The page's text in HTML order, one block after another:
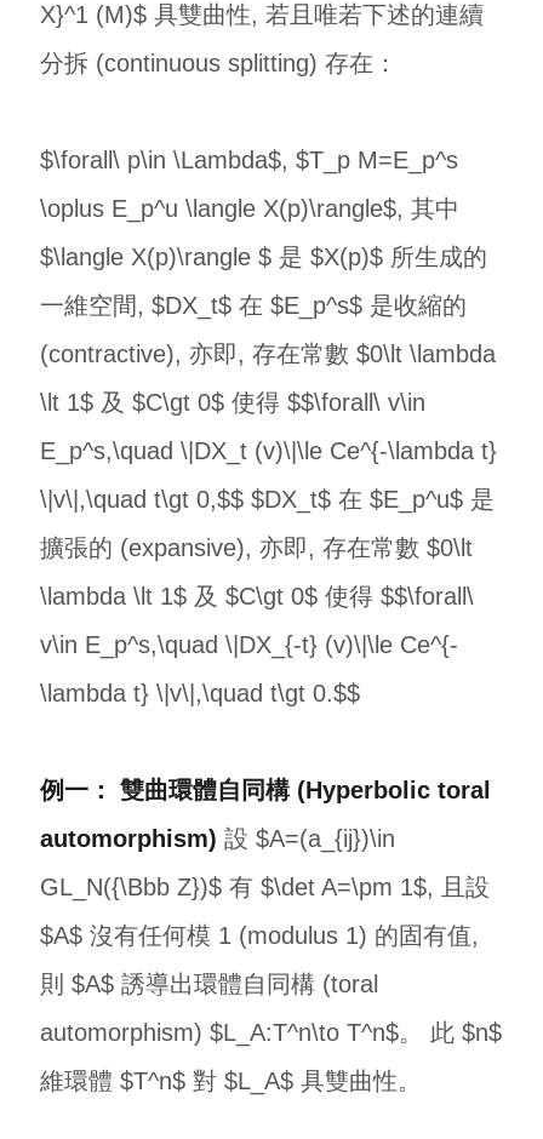
X}^1 (M)$ 具雙曲性, 若且唯若下述的連續
分拆 (continuous splitting) 存在：
$\forall\ p\in \Lambda$, $T_p M=E_p^s
\oplus E_p^u \langle X(p)\rangle$, 其中
$\langle X(p)\rangle $ 是 $X(p)$ 所生成的
一維空間, $DX_t$ 在 $E_p^s$ 是收縮的
(contractive), 亦即, 存在常數 $0\lt \lambda
\lt 1$ 及 $C\gt 0$ 使得 $$\forall\ v\in
E_p^s,\quad \|DX_t (v)\|\le Ce^{-\lambda t}
\|v\|,\quad t\gt 0,$$ $DX_t$ 在 $E_p^u$ 是
擴張的 (expansive), 亦即, 存在常數 $0\lt
\lambda \lt 1$ 及 $C\gt 0$ 使得 $$\forall\
v\in E_p^s,\quad \|DX_{-t} (v)\|\le Ce^{-
\lambda t} \|v\|,\quad t\gt 0.$$
例一： 雙曲環體自同構 (Hyperbolic toral
automorphism) 設 $A=(a_{ij})\in
GL_N({\Bbb Z})$ 有 $\det A=\pm 1$, 且設
$A$ 沒有任何模 1 (modulus 1) 的固有值,
則 $A$ 誘導出環體自同構 (toral
automorphism) $L_A:T^n\to T^n$。 此 $n$
維環體 $T^n$ 對 $L_A$ 具雙曲性。